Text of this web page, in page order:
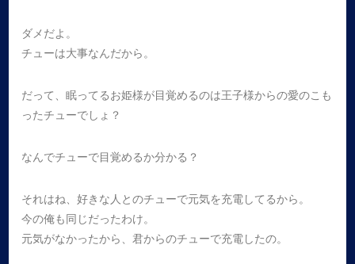
ダメだよ。
チューは大事なんだから。
だって、眠ってるお姫様が目覚めるのは王子様からの愛のこも
ったチューでしょ？
なんでチューで目覚めるか分かる？
それはね、好きな人とのチューで元気を充電してるから。
今の俺も同じだったわけ。
元気がなかったから、君からのチューで充電したの。